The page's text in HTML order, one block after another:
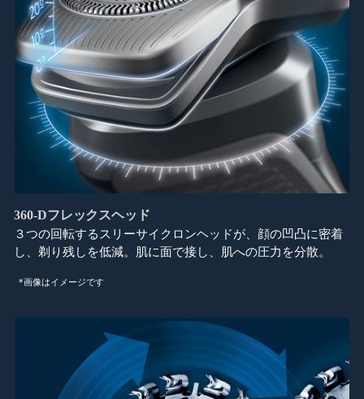
360-Dフレックスヘッド
３つの回転するスリーサイクロンヘッドが、顔の凹凸に密着
し、剃り残しを低減。肌に面で接し、肌への圧力を分散。
*画像はイメージです